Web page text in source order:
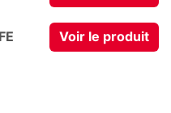
Voir le produit